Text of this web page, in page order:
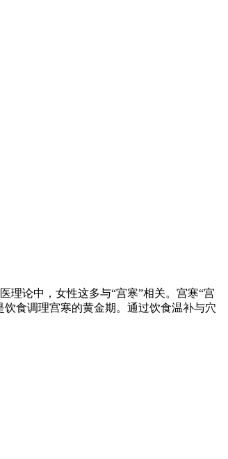
理论中，女性这多与“宫寒”相关。宫寒“宫
食调理宫寒的黄金期。通过饮食温补与穴